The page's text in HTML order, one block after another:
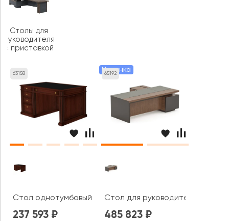
63158
Стол однотумбовый DAN-160 R/L Dante
237 593
65192
Новинка
Стол для руководителя левый
485 823
Столы для
руководителя
с приставкой